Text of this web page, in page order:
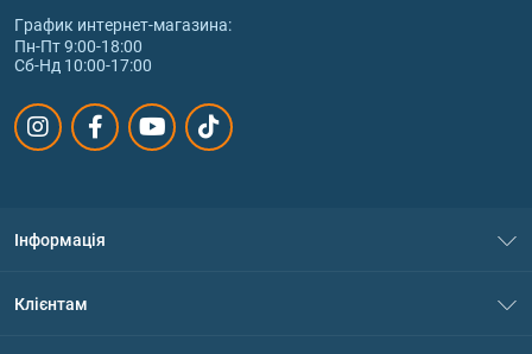
График интернет‑магазина:
Пн-Пт 9:00-18:00
Сб-Нд 10:00-17:00
Інформація
Клієнтам